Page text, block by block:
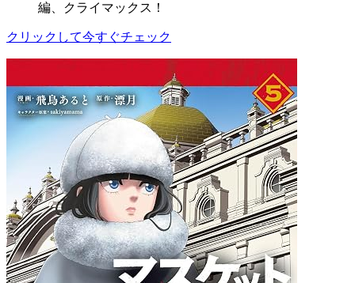
編、クライマックス！
クリックして今すぐチェック